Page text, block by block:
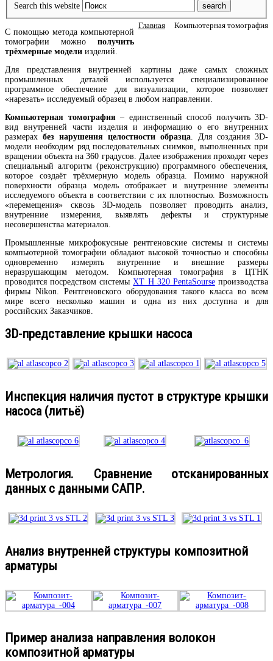
Search this website
Главная Компьютерная томография
С помощью метода компьютерной
томографии можно получить
трёхмерные модели изделий.
Для представления внутренней картины даже самых сложных
промышленных деталей используется специализированное
программное обеспечение для визуализации, которое позволяет
«нарезать» исследуемый образец в любом направлении.
Компьютерная томография– единственный способ получить 3D-
вид внутренней части изделия и информацию о его внутренних
размерах без нарушения целостности образца . Для создания 3D-
модели необходим ряд последовательных снимков, выполненных при
вращении объекта на 360 градусов. Далее изображения проходят через
специальный алгоритм (реконструкцию) программного обеспечения,
которое создаёт трёхмерную модель образца. Помимо наружной
поверхности образца модель отображает и внутренние элементы
исследуемого объекта в соответствии с их плотностью. Возможность
«перемещения» сквозь 3D-модель позволяет проводить анализ,
внутренние измерения, выявлять дефекты и структурные
несовершенства материалов.
Промышленные микрофокусные рентгеновские системы и системы
компьютерной томографии обладают высокой точностью и способны
одновременно измерять внутренние и внешние размеры
неразрушающим методом. Компьютерная томография в ЦТНК
проводится посредством системыХТ Н 320 PentaSourseпроизводства
фирмы Nikon. Рентгеновского оборудования такого класса во всем
мире всего несколько машин и одна из них доступна и для
российских Заказчиков.
3D-представление крышки насоса
Инспекция наличия пустот в структуре крышки
насоса (литьё)
Метрология. Сравнение отсканированных
данных с данными САПР.
Анализ внутренней структуры композитной
арматуры
Пример анализа направления волокон
композитной арматуры